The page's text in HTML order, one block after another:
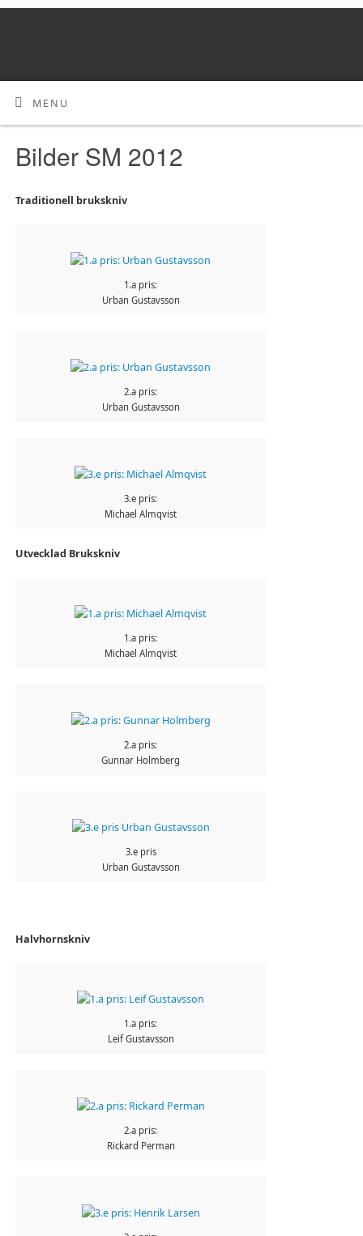
MENU
Bilder SM 2012
Traditionell brukskniv
1.a pris:
Urban Gustavsson
2.a pris:
Urban Gustavsson
3.e pris:
Michael Almqvist
Utvecklad Brukskniv
1.a pris:
Michael Almqvist
2.a pris:
Gunnar Holmberg
3.e pris
Urban Gustavsson
Halvhornskniv
1.a pris:
Leif Gustavsson
2.a pris:
Rickard Perman